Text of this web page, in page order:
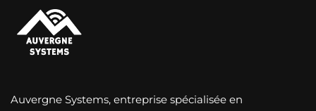
Auvergne Systems, entreprise spécialisée en